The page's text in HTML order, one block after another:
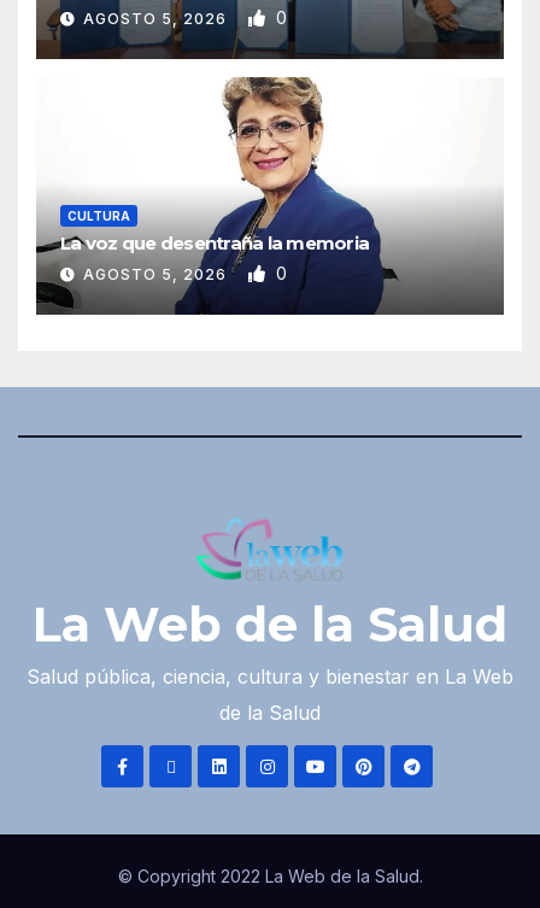
AGOSTO 5, 2026 0
CULTURA
La voz que desentraña la memoria
AGOSTO 5, 2026 0
La Web de la Salud
Salud pública, ciencia, cultura y bienestar en La Web
de la Salud
© Copyright 2022 La Web de la Salud.